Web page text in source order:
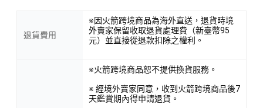
退貨費用
※因火箭跨境商品為海外直送，退貨時境
外賣家保留收取退貨處理費（新臺幣95
元）並直接從退款扣除之權利。
※火箭跨境商品恕不提供換貨服務。
※ 經境外賣家同意，收到火箭跨境商品後7
天鑑賞期內得申請退貨。